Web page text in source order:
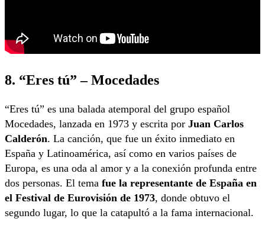
8. “Eres tú” – Mocedades
“Eres tú” es una balada atemporal del grupo español
Mocedades, lanzada en 1973 y escrita por Juan Carlos
Calderón. La canción, que fue un éxito inmediato en
España y Latinoamérica, así como en varios países de
Europa, es una oda al amor y a la conexión profunda entre
dos personas. El tema fue la representante de España en
el Festival de Eurovisión de 1973, donde obtuvo el
segundo lugar, lo que la catapultó a la fama internacional.